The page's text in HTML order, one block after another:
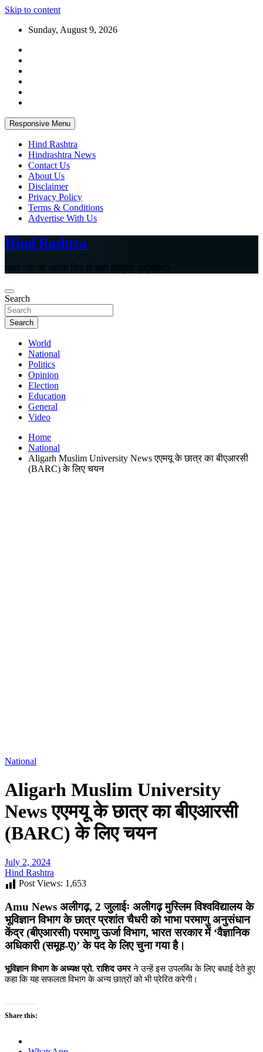
Skip to content
Sunday, August 9, 2026
Responsive Menu
Hind Rashtra
Hindrashtra News
Contact Us
About Us
Disclaimer
Privacy Policy
Terms & Conditions
Advertise With Us
Hind Rashtra
खबर वही जो आपके लिए हो सही (वसुधैव कुटुंबकम)
Search
Search
World
National
Politics
Opinion
Election
Education
General
Video
Home
National
Aligarh Muslim University News एएमयू के छात्र का बीएआरसी
(BARC) के लिए चयन
National
Aligarh Muslim University
News एएमयू के छात्र का बीएआरसी
(BARC) के लिए चयन
July 2, 2024
Hind Rashtra
Post Views: 1,653
Amu News अलीगढ़, 2 जुलाईः अलीगढ़ मुस्लिम विश्वविद्यालय के
भूविज्ञान विभाग के छात्र प्रशांत चैधरी को भाभा परमाणु अनुसंधान
केंद्र (बीएआरसी) परमाणु ऊर्जा विभाग, भारत सरकार में ‘वैज्ञानिक
अधिकारी (समूह-ए)’ के पद के लिए चुना गया है।
भूविज्ञान विभाग के अध्यक्ष प्रो. राशिद उमरने उन्हें इस उपलब्धि के लिए बधाई देते हुए
कहा कि यह सफलता विभाग के अन्य छात्रों को भी प्रेरित करेगी।
Share this: